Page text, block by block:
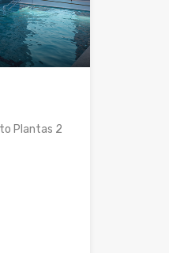
Plantas 2